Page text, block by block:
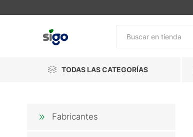
TODAS LAS CATEGORÍAS
Fabricantes